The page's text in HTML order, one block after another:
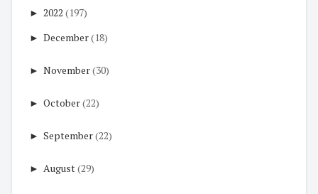
► 2022 (197)
► December(18)
► November(30)
► October(22)
► September(22)
► August(29)